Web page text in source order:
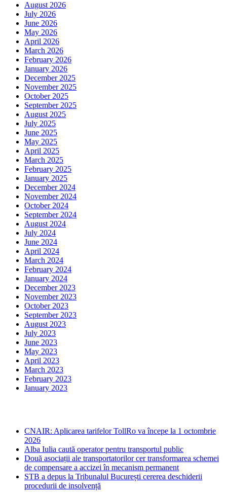
August 2026
July 2026
June 2026
May 2026
April 2026
March 2026
February 2026
January 2026
December 2025
November 2025
October 2025
September 2025
August 2025
July 2025
June 2025
May 2025
April 2025
March 2025
February 2025
January 2025
December 2024
November 2024
October 2024
September 2024
August 2024
July 2024
June 2024
April 2024
March 2024
February 2024
January 2024
December 2023
November 2023
October 2023
September 2023
August 2023
July 2023
June 2023
May 2023
April 2023
March 2023
February 2023
January 2023
CNAIR: Aplicarea tarifelor TollRo va începe la 1 octombrie
2026
Alba Iulia caută operator pentru transportul public
Două asociații ale transportatorilor cer transformarea schemei
de compensare a accizei în mecanism permanent
STB a depus la Tribunalul București cererea deschiderii
procedurii de insolvență